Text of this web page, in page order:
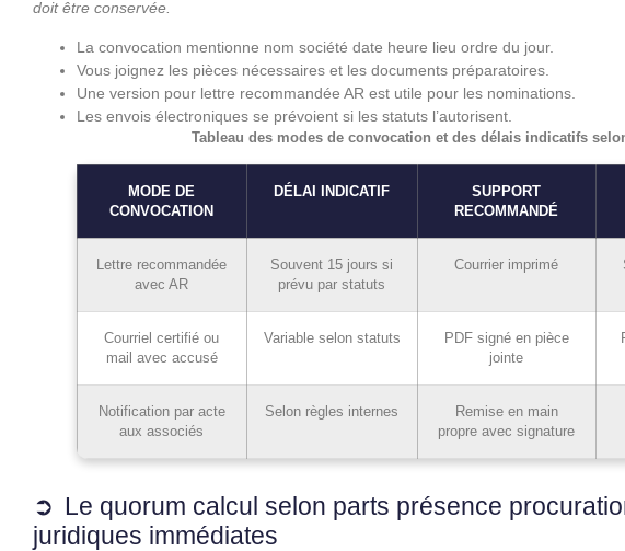
doit être conservée.
La convocation mentionne nom société date heure lieu ordre du jour.
Vous joignez les pièces nécessaires et les documents préparatoires.
Une version pour lettre recommandée AR est utile pour les nominations.
Les envois électroniques se prévoient si les statuts l’autorisent.
Tableau des modes de convocation et des délais indicatifs
MODE DE
CONVOCATION
DÉLAI INDICATIF
SUPPORT
RECOMMANDÉ
Lettre recommandée
avec AR
Souvent 15 jours si
prévu par statuts
Courrier imprimé
Courriel certifié ou
mail avec accusé
Variable selon statuts
PDF signé en pièce
jointe
Notification par acte
aux associés
Selon règles internes
Remise en main
propre avec signature
Le quorum calcul selon parts présence
juridiques immédiates